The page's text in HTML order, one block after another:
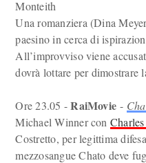
Monteith
Una romanziera (Dina
paesino in cerca di
All’improvviso viene
dovrà lottare per dimostrare
Ore 23.05 -RaiMovie -
Michael Winner con
Costretto, per legittima
mezzosangue Chato deve